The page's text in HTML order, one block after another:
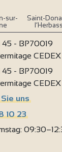
sur-
Saint-
45 - BP70019
CEDEX
45 - BP70019
CEDEX
uns
10 23